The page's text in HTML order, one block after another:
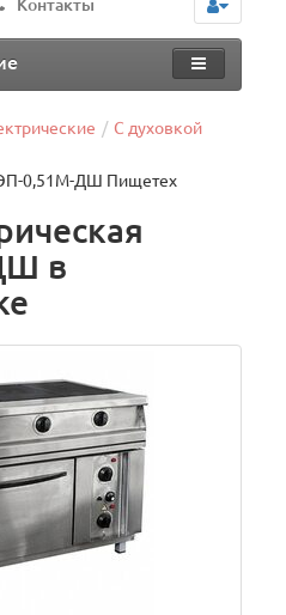
Контакты
С духовкой
0,51М-ДШ Пищетех
в